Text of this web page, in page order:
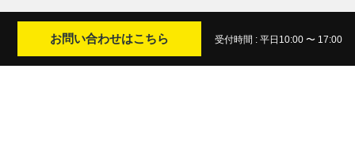
お問い合わせはこちら 受付時間 : 平日10:00 〜 17:00